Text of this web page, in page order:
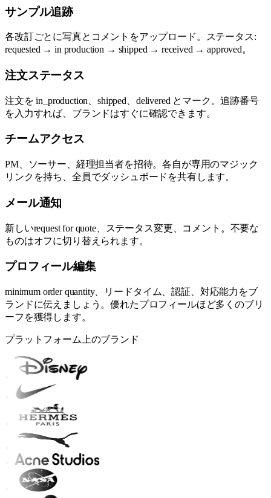
サンプル追跡
各改訂ごとに写真とコメントをアップロード。ステータス:
requested → in production → shipped → received → approved。
注文ステータス
注文を in_production、shipped、delivered とマーク。追跡番号
を入力すれば、ブランドはすぐに確認できます。
チームアクセス
PM、ソーサー、経理担当者を招待。各自が専用のマジック
リンクを持ち、全員でダッシュボードを共有します。
メール通知
新しいrequest for quote、ステータス変更、コメント。不要な
ものはオフに切り替えられます。
プロフィール編集
minimum order quantity、リードタイム、認証、対応能力をブ
ランドに伝えましょう。優れたプロフィールほど多くのブリ
ーフを獲得します。
プラットフォーム上のブランド